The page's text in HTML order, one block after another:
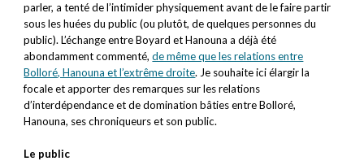
parler, a tenté de l’intimider physiquement avant de le faire partir
sous les huées du public (ou plutôt, de quelques personnes du
public). L’échange entre Boyard et Hanouna a déjà été
abondamment commenté,de même que les relations entre
Bolloré, Hanouna et l’extrême droite. Je souhaite ici élargir la
focale et apporter des remarques sur les relations
d’interdépendance et de domination bâties entre Bolloré,
Hanouna, ses chroniqueurs et son public.
Le public